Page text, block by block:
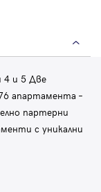
4 и 5 Две
апартамента –
партерни
с уникални